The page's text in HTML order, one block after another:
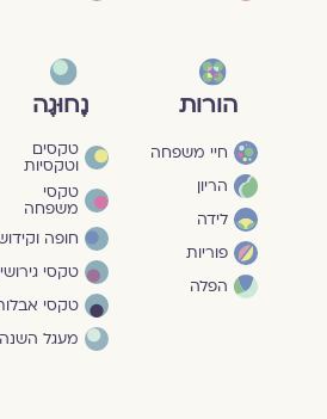
הורות
חיי משפחה
הריון
לידה
פוריות
הפלה
נָחוּגָה
טקסים
וטקסיות
טקסי
משפחה
חופה וקידושין
טקסי גירושין
טקסי אבלות
מעגל השנה